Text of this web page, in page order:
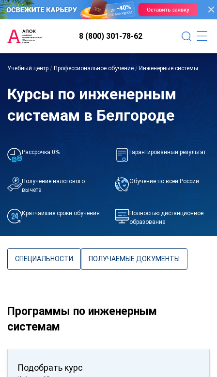
8 (800) 301-78-62
Учебный центр / Профессиональное обучение / Инженерные системы
Курсы по инженерным
системам в Белгороде
Рассрочка 0% Гарантированный результат
Получение налогового
вычета
Обучение по всей России
Кратчайшие сроки обучения
Полностью дистанционное
образование
СПЕЦИАЛЬНОСТИ ПОЛУЧАЕМЫЕ ДОКУМЕНТЫ
Программы по инженерным
системам
Подобрать курс